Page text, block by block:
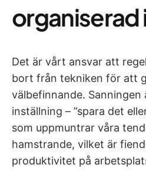
organiserad
Det är vårt ansvar att
bort från tekniken för att
välbefinnande. Sanningen
inställning – ”spara det
som uppmuntrar våra
hamstrande, vilket är
produktivitet på